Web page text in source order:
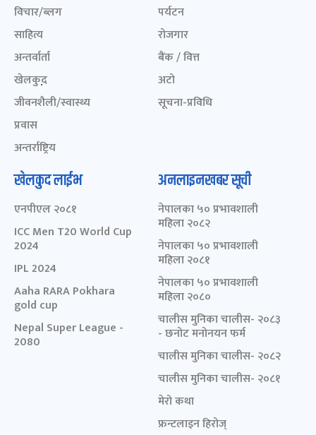
विचार/ब्लग
साहित्य
अन्तर्वार्ता
खेलकुद़़
जीवनशैली/स्वास्थ्य
प्रवास
अन्तर्राष्ट्रिय
पर्यटन
रोजगार
बैंक / वित्त
अटो
सूचना-प्रविधि
खेलकुद लाईभ
एनपीएल २०८१
ICC Men T20 World Cup
2024
IPL 2024
Aaha RARA Pokhara
gold cup
Nepal Super League -
2080
अनलाइनखबर सूची
नेपालका ५० प्रभावशाली
महिला २०८२
नेपालका ५० प्रभावशाली
महिला २०८१
नेपालका ५० प्रभावशाली
महिला २०८०
चालीस मुनिका चालीस- २०८३
- छनोट मनोनयन फर्म
चालीस मुनिका चालीस- २०८२
चालीस मुनिका चालीस- २०८१
मेरो कथा
फ्रन्टलाइन हिरोज्